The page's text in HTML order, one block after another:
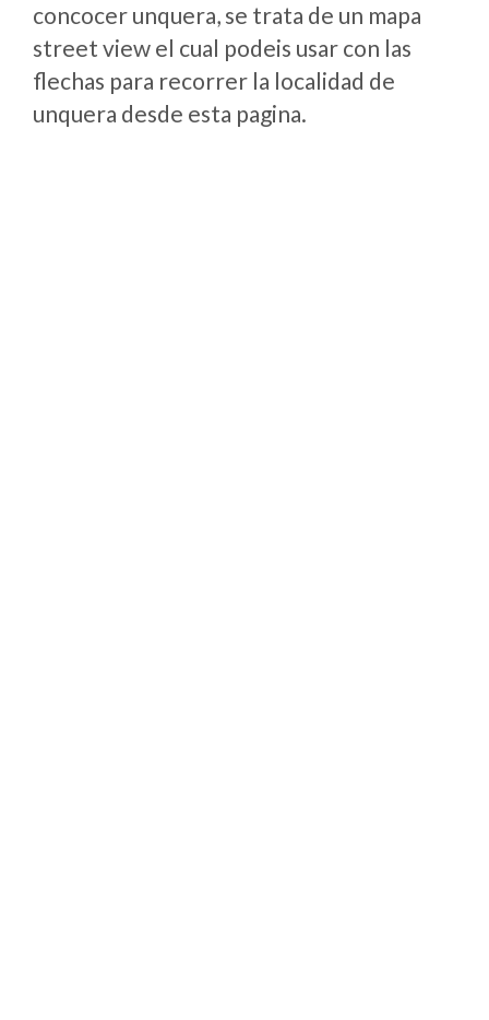
concocer unquera, se trata de un mapa
street view el cual podeis usar con las
flechas para recorrer la localidad de
unquera desde esta pagina.